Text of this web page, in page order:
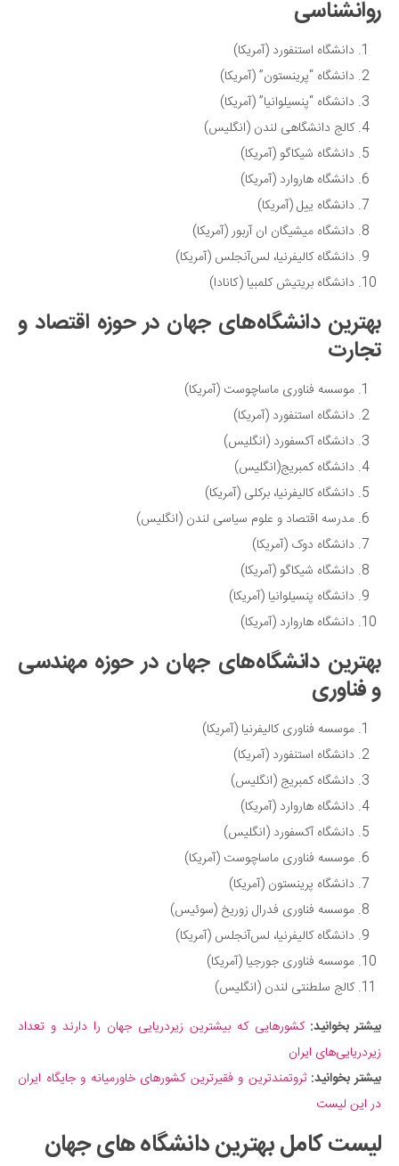
روانشناسی
دانشگاه استنفورد (آمریکا)
دانشگاه “پرینستون” (آمریکا)
دانشگاه “پنسیلوانیا” (آمریکا)
کالج دانشگاهی لندن (انگلیس)
دانشگاه شیکاگو (آمریکا)
دانشگاه هاروارد (آمریکا)
دانشگاه ییل (آمریکا)
دانشگاه میشیگان ان آربور (آمریکا)
دانشگاه کالیفرنیا، لس‌آنجلس (آمریکا)
دانشگاه بریتیش کلمبیا (کانادا)
بهترین دانشگاه‌های جهان در حوزه اقتصاد و
تجارت
موسسه فناوری ماساچوست (آمریکا)
دانشگاه استنفورد (آمریکا)
دانشگاه آکسفورد (انگلیس)
دانشگاه کمبریج(انگلیس)
دانشگاه کالیفرنیا، برکلی (آمریکا)
مدرسه اقتصاد و علوم سیاسی لندن (انگلیس)
دانشگاه دوک (آمریکا)
دانشگاه شیکاگو (آمریکا)
دانشگاه پنسیلوانیا (آمریکا)
دانشگاه هاروارد (آمریکا)
بهترین دانشگاه‌های جهان در حوزه مهندسی
و فناوری
موسسه فناوری کالیفرنیا (آمریکا)
دانشگاه استنفورد (آمریکا)
دانشگاه کمبریج (انگلیس)
دانشگاه هاروارد (آمریکا)
دانشگاه آکسفورد (انگلیس)
موسسه فناوری ماساچوست (آمریکا)
دانشگاه پرینستون (آمریکا)
موسسه فناوری فدرال زوریخ (سوئیس)
دانشگاه کالیفرنیا، لس‌آنجلس (آمریکا)
موسسه فناوری جورجیا (آمریکا)
کالج سلطنتی لندن (انگلیس)
بیشتر بخوانید:کشورهایی که بیشترین زیردریایی جهان را دارند و تعداد
زیردریایی‌های ایران
بیشتر بخوانید: ثروتمندترین و فقیرترین کشورهای خاورمیانه و جایگاه ایران
در این لیست
لیست کامل بهترین دانشگاه های جهان